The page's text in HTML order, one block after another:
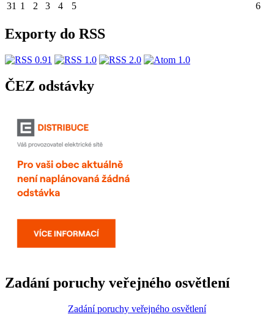
31 1 2 3 4 5 6
Exporty do RSS
ČEZ odstávky
Zadání poruchy veřejného osvětlení
Zadání poruchy veřejného osvětlení